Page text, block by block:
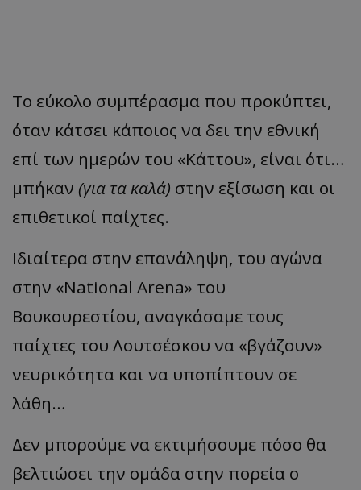
Το εύκολο συμπέρασμα που προκύπτει,
όταν κάτσει κάποιος να δει την εθνική
επί των ημερών του «Κάττου», είναι ότι…
μπήκαν (για τα καλά) στην εξίσωση και οι
επιθετικοί παίχτες.
Ιδιαίτερα στην επανάληψη, του αγώνα
στην «National Αrena» του
Βουκουρεστίου, αναγκάσαμε τους
παίχτες του Λουτσέσκου να «βγάζουν»
νευρικότητα και να υποπίπτουν σε
λάθη…
Δεν μπορούμε να εκτιμήσουμε πόσο θα
βελτιώσει την ομάδα στην πορεία ο